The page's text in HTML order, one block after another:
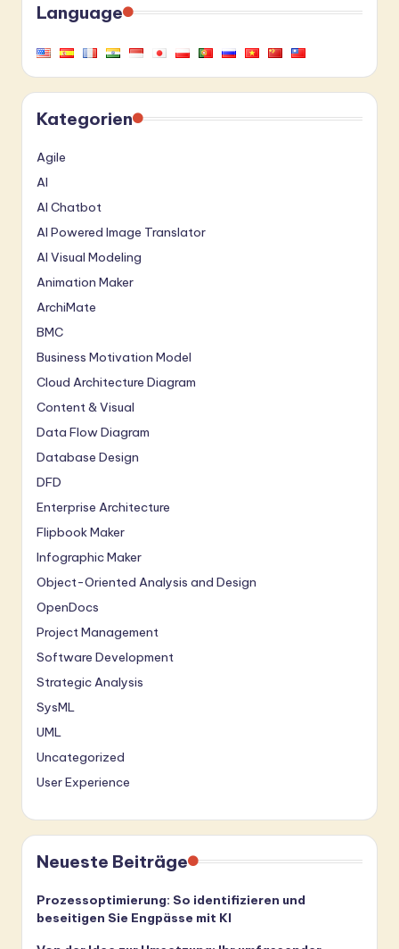
Language
Kategorien
Agile
AI
AI Chatbot
AI Powered Image Translator
AI Visual Modeling
Animation Maker
ArchiMate
BMC
Business Motivation Model
Cloud Architecture Diagram
Content & Visual
Data Flow Diagram
Database Design
DFD
Enterprise Architecture
Flipbook Maker
Infographic Maker
Object-Oriented Analysis and Design
OpenDocs
Project Management
Software Development
Strategic Analysis
SysML
UML
Uncategorized
User Experience
Neueste Beiträge
Prozessoptimierung: So identifizieren und
beseitigen Sie Engpässe mit KI